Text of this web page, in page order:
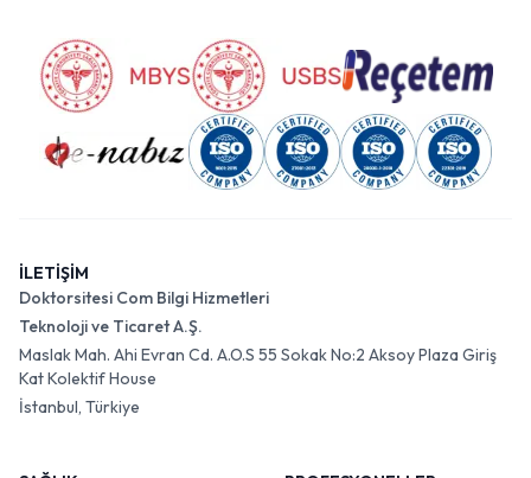
İLETİŞİM
Doktorsitesi Com Bilgi Hizmetleri
Teknoloji ve Ticaret A.Ş.
Maslak Mah. Ahi Evran Cd. A.O.S 55 Sokak No:2 Aksoy Plaza Giriş
Kat Kolektif House
İstanbul, Türkiye